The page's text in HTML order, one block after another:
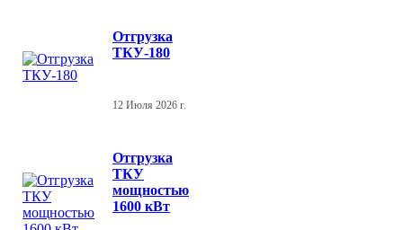
Отгрузка
ТКУ-180
12 Июля 2026 г.
Отгрузка
ТКУ
мощностью
1600 кВт